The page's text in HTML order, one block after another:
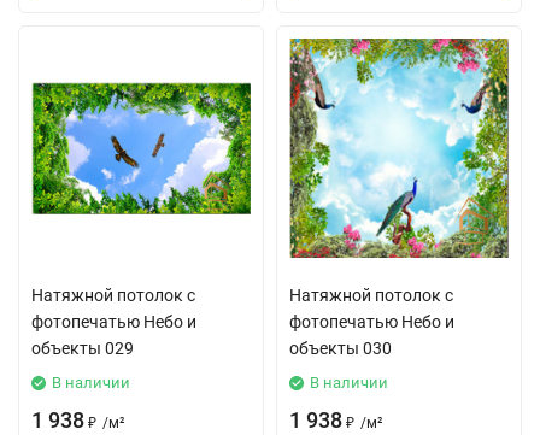
Натяжной потолок с
фотопечатью Небо и
объекты 029
В наличии
1 938 ₽ /м²
Натяжной потолок с
фотопечатью Небо и
объекты 030
В наличии
1 938 ₽ /м²